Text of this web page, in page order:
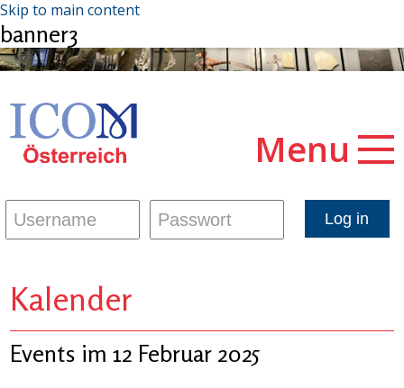
Skip to main content
banner3
Menu
Kalender
Events im 12 Februar 2025